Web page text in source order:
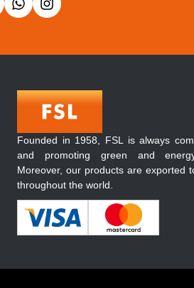
Founded in 1958, FSL is always
and promoting green and
Moreover, our products are exported
throughout the world.